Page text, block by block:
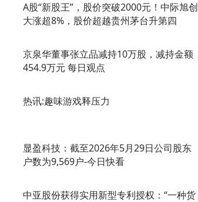
A股“新股王”，股价突破2000元！中际旭创
大涨超8%，股价超越贵州茅台升第四
京泉华董事张立品减持10万股，减持金额
454.9万元 每日观点
热讯:趣味游戏释压力
显盈科技：截至2026年5月29日公司股东
户数为9,569户-今日快看
中亚股份获得实用新型专利授权：“一种货